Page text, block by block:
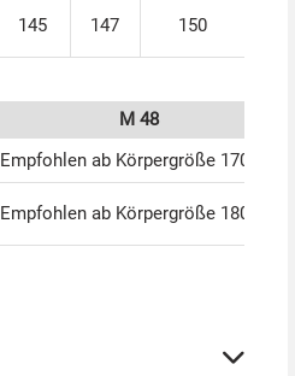
145 147 150
M 48
Empfohlen ab Körpergröße 170 cm
Empfohlen ab Körpergröße 180 cm